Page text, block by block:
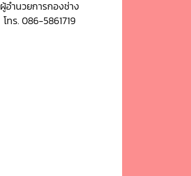
ผู้อำนวยการกองช่าง
โทร. 086-5861719